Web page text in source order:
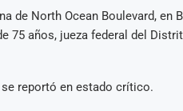
de North Ocean Boulevard, en
75 años, jueza federal del
reportó en estado crítico.